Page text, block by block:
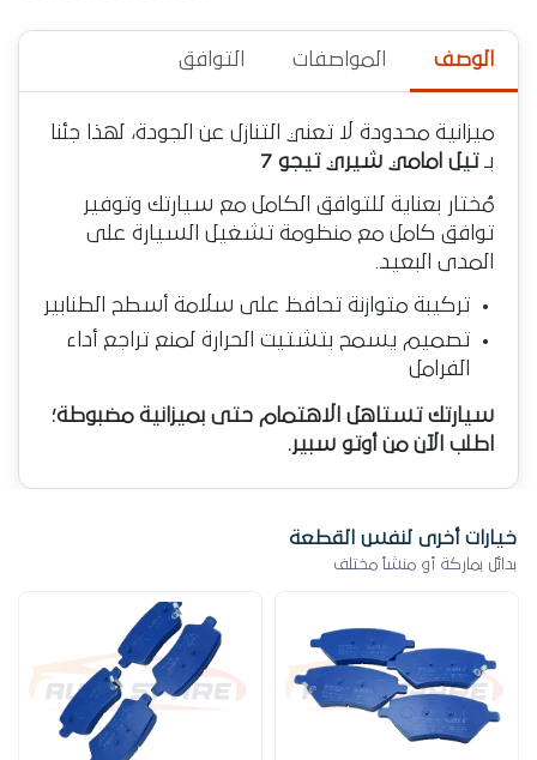
الوصف المواصفات التوافق
ميزانية محدودة لا تعني التنازل عن الجودة، لهذا جئنا
بـ تيل امامي شيري تيجو 7
مُختار بعناية للتوافق الكامل مع سيارتك وتوفير
توافق كامل مع منظومة تشغيل السيارة على
المدى البعيد.
تركيبة متوازنة تحافظ على سلامة أسطح الطنابير
تصميم يسمح بتشتيت الحرارة لمنع تراجع أداء
الفرامل
سيارتك تستاهل الاهتمام حتى بميزانية مضبوطة؛
اطلب الآن من أوتو سبير.
خيارات أخرى لنفس القطعة
بدائل بماركة أو منشأ مختلف